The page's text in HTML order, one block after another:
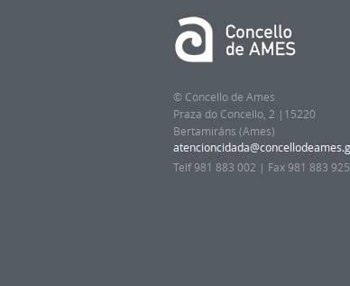
© Concello de Ames
Praza do Concello, 2 |15220
Bertamiráns (Ames)
Telf 981 883 002 | Fax 981 883 925